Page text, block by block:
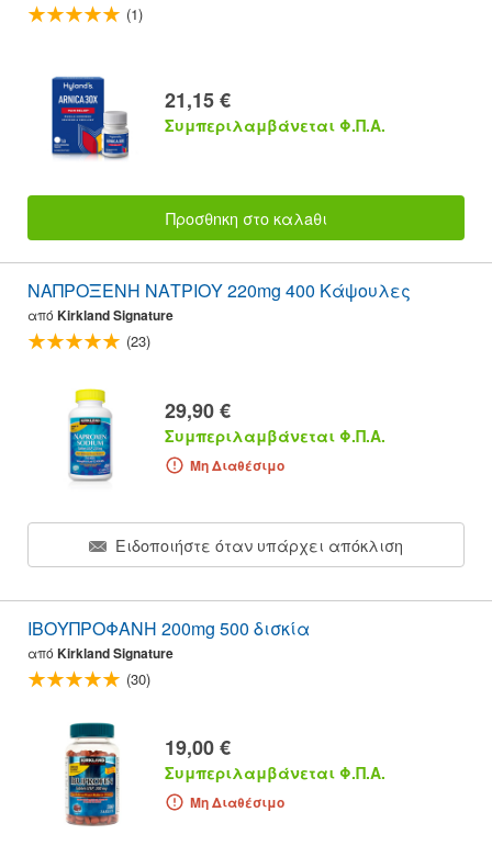
(1)
21,15 €
Συμπεριλαμβάνεται Φ.Π.Α.
Προσθnκη στο καλaθι
ΝΑΠΡΟΞΕΝΗ ΝΑΤΡΙΟΥ 220mg 400 Κάψουλες
από Kirkland Signature
(23)
29,90 €
Συμπεριλαμβάνεται Φ.Π.Α.
Μη Διαθέσιμο
Ειδοποιήστε όταν υπάρχει απόκλιση
ΙΒΟΥΠΡΟΦΑΝΗ 200mg 500 δισκία
από Kirkland Signature
(30)
19,00 €
Συμπεριλαμβάνεται Φ.Π.Α.
Μη Διαθέσιμο